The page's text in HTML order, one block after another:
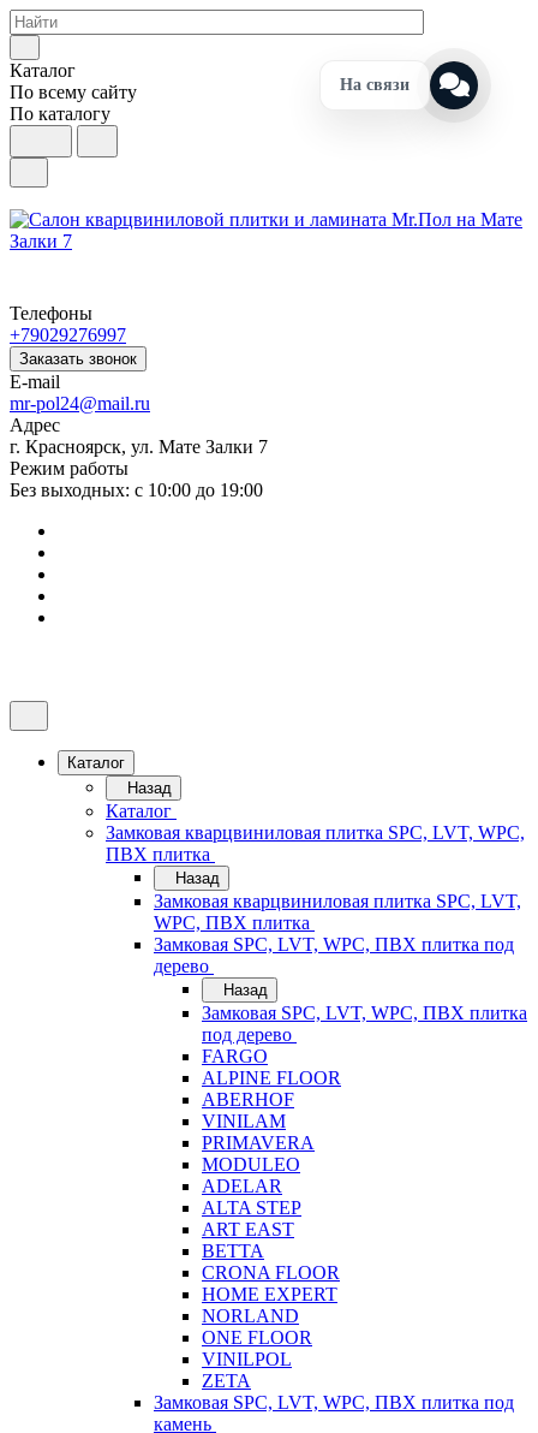
Каталог
По всему сайту
По каталогу
Телефоны
+79029276997
Заказать звонок
E-mail
mr-pol24@mail.ru
Адрес
г. Красноярск, ул. Мате Залки 7
Режим работы
Без выходных: с 10:00 до 19:00
Каталог
Назад
Каталог
Замковая кварцвиниловая плитка SPC, LVT, WPC,
ПВХ плитка
Назад
Замковая кварцвиниловая плитка SPC, LVT,
WPC, ПВХ плитка
Замковая SPC, LVT, WPC, ПВХ плитка под
дерево
Назад
Замковая SPC, LVT, WPC, ПВХ плитка
под дерево
FARGO
ALPINE FLOOR
ABERHOF
VINILAM
PRIMAVERA
MODULEO
ADELAR
ALTA STEP
ART EAST
BETTA
CRONA FLOOR
HOME EXPERT
NORLAND
ONE FLOOR
VINILPOL
ZETA
Замковая SPC, LVT, WPC, ПВХ плитка под
камень
На связи